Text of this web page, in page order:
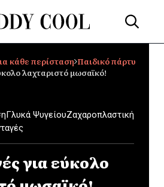
κάθε περίσταση Παιδικό πάρτυ
λαχταριστό μωσαϊκό!
Γλυκά ΨυγείουΖαχαροπλαστική
για εύκολο